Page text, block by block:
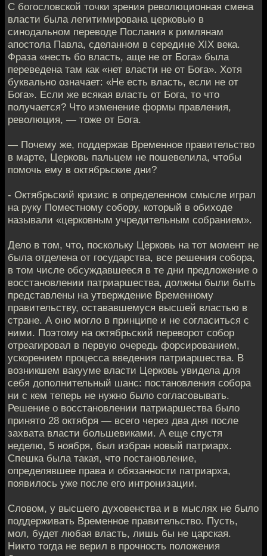
С богословской точки зрения революционная смена
власти была легитимирована церковью в
синодальном переводе Послания к римлянам
апостола Павла, сделанном в середине XIX века.
Фраза «несть бо власть, аще не от Бога» была
переведена там как «нет власти не от Бога». Хотя
буквально означает: «Не есть власть, если не от
Бога». Если же всякая власть от Бога, то что
получается? Что изменение формы правления,
революция, — тоже от Бога.
— Почему же, поддержав Временное правительство
в марте, Церковь пальцем не пошевелила, чтобы
помочь ему в октябрьские дни?
- Октябрьский кризис в определенном смысле играл
на руку Поместному собору, который в обиходе
называли «церковным учредительным собранием».
Дело в том, что, поскольку Церковь на тот момент не
была отделена от государства, все решения собора,
в том числе обсуждавшееся в те дни предложение о
восстановлении патриаршества, должны были быть
представлены на утверждение Временному
правительству, остававшемуся высшей властью в
стране. А оно могло в принципе и не согласиться с
ними. Поэтому на октябрьский переворот собор
отреагировал в первую очередь форсированием,
ускорением процесса введения патриаршества. В
возникшем вакууме власти Церковь увидела для
себя дополнительный шанс: постановления собора
ни с кем теперь не нужно было согласовывать.
Решение о восстановлении патриаршества было
принято 28 октября — всего через два дня после
захвата власти большевиками. А еще спустя
неделю, 5 ноября, был избран новый патриарх.
Спешка была такая, что постановление,
определявшее права и обязанности патриарха,
появилось уже после его интронизации.
Словом, у высшего духовенства и в мыслях не было
поддерживать Временное правительство. Пусть,
мол, будет любая власть, лишь бы не царская.
Никто тогда не верил в прочность положения